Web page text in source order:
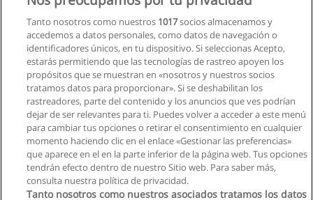
Maestría en Estudios de la Cultura
Universidad Andina Simón Bolívar
Solicita información
Diplomado Superior en Docencia Universitaria
Pontificia Universidad Católica del Ecuador
Solicita información
Tanto nosotros como nuestros 1017socios almacenamos y
accedemos a datos personales, como datos de navegación o
identificadores únicos, en tu dispositivo. Si seleccionas Acepto,
estarás permitiendo que las tecnologías de rastreo apoyen los
propósitos que se muestran en «nosotros y nuestros socios
tratamos datos para proporcionar». Si se deshabilitan los
rastreadores, parte del contenido y los anuncios que ves podrían
dejar de ser relevantes para ti. Puedes volver a acceder a este menú
para cambiar tus opciones o retirar el consentimiento en cualquier
momento haciendo clic en el enlace «Gestionar las preferencias»
que aparece en el en la parte inferior de la página web. Tus opciones
tendrán efecto dentro de nuestro Sitio web. Para saber más,
consulta nuestra política de privacidad.
Tanto nosotros como nuestros asociados tratamos los datos